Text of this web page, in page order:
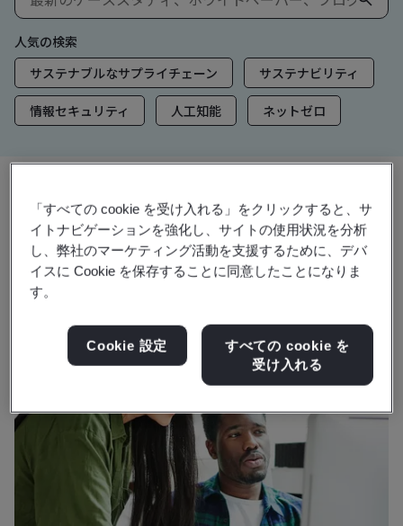
人気の検索
サステナブルなサプライチェーン
サステナビリティ
情報セキュリティ 人工知能 ネットゼロ
洞察とメディア
トレンド洞察
洞察とメディアを入手
「すべての cookie を受け入れる」をクリックすると、サ
イトナビゲーションを強化し、サイトの使用状況を分析
し、弊社のマーケティング活動を支援するために、デバ
イスに Cookie を保存することに同意したことになりま
す。
Cookie 設定
すべての cookie を
受け入れる